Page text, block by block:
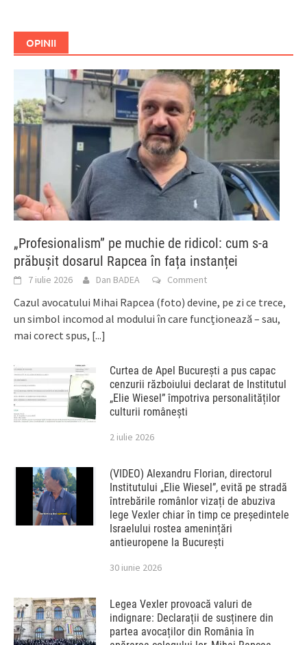
OPINII
„Profesionalism” pe muchie de ridicol: cum s-a
prăbușit dosarul Rapcea în fața instanței
7 iulie 2026 Dan BADEA Comment
Cazul avocatului Mihai Rapcea (foto) devine, pe zi ce trece,
un simbol incomod al modului în care funcționează – sau,
mai corect spus, [...]
Curtea de Apel București a pus capac
cenzurii războiului declarat de Institutul
„Elie Wiesel” împotriva personalităților
culturii românești
2 iulie 2026
(VIDEO) Alexandru Florian, directorul
Institutului „Elie Wiesel”, evită pe stradă
întrebările românlor vizați de abuziva
lege Vexler chiar în timp ce președintele
Israelului rostea amenințări
antieuropene la București
30 iunie 2026
Legea Vexler provoacă valuri de
indignare: Declarații de susținere din
partea avocaților din România în